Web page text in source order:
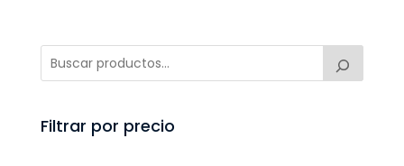
Filtrar por precio